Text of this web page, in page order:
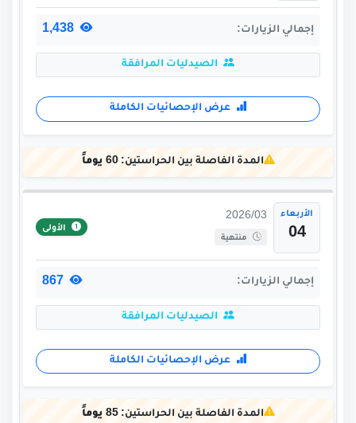
إجمالي الزيارات:
الصيدليات المرافقة
عرض الإحصائيات الكاملة
المدة الفاصلة بين الحراستين:60 يوماً
الأربعاء
04
2026/03
منتهية
الأولى
إجمالي الزيارات:
الصيدليات المرافقة
عرض الإحصائيات الكاملة
المدة الفاصلة بين الحراستين:85 يوماً